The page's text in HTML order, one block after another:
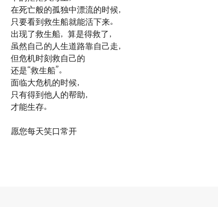
在死亡般的孤独中漂流的时候，
只要看到救生船就能活下来。
出现了救生船，算是得救了，
虽然自己的人生道路靠自己走，
但危机时刻救自己的
还是“救生船”。
面临大危机的时候，
只有得到他人的帮助，
才能生存。
愿您每天笑口常开